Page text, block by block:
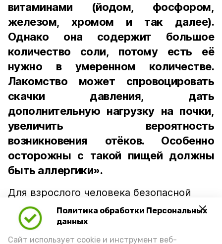
Политика обработки Персональных
данных
Сайт использует cookie и инструмент веб-
витаминами (йодом, фосфором,
железом, хромом и так далее).
Однако она содержит большое
количество соли, потому есть её
нужно в умеренном количестве.
Лакомство может спровоцировать
скачки давления, дать
дополнительную нагрузку на почки,
увеличить вероятность
возникновения отёков. Особенно
осторожны с такой пищей должны
быть аллергики».
Для взрослого человека безопасной
порцией икры считается 30-50 граммов
(2-3 ложки). При этом следует обратить
внимание на хлеб, с которым она